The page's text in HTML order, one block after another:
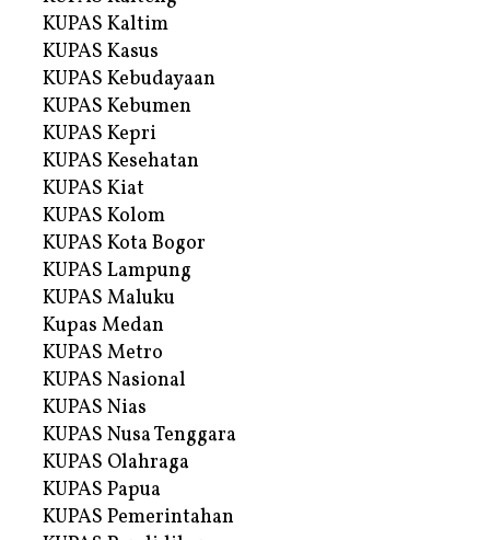
KUPAS Kaltim
KUPAS Kasus
KUPAS Kebudayaan
KUPAS Kebumen
KUPAS Kepri
KUPAS Kesehatan
KUPAS Kiat
KUPAS Kolom
KUPAS Kota Bogor
KUPAS Lampung
KUPAS Maluku
Kupas Medan
KUPAS Metro
KUPAS Nasional
KUPAS Nias
KUPAS Nusa Tenggara
KUPAS Olahraga
KUPAS Papua
KUPAS Pemerintahan